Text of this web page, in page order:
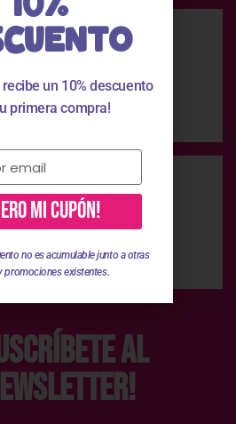
Seguro
100% seguro
Personalizada
en el proceso
al
recibe un 10% descuento
primera compra!
MI CUPÓN!
no es acumulable junto a otras
promociones existentes.